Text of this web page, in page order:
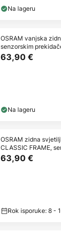
Na lageru
OSRAM vanjska
senzorskim
CLASSIC ISIDOR
63,90 €
Na lageru
OSRAM zidna
CLASSIC FRAME,
63,90 €
Rok isporuke: 8 -